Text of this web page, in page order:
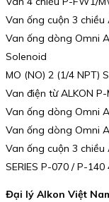
Van ống cuộn 3
Van ống dòng Omni
Solenoid
MO (NO) 2 (1/4 NPT)
Van điện từ ALKON
Van ống dòng Omni
Van ống dòng Omni
Van ống cuộn 3 chiều
SERIES P-070 / P-140
Đại lý Alkon Việt